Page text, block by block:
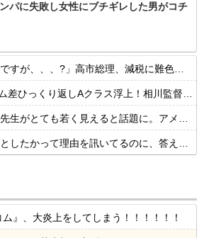
ンパに失敗し女性にブチギレした男がコチ
市総理、減税に難色を示し続ける玉木代表らを「煽りまくるwwwww」
くり返しAクラス浮上！相川監督、笑みがこぼれる
ても若く見えると話題に。アメリカ人から『日本人...
由を訊いてるのに、答えずただ謝るだけの奴って何なんや？
』、大炎上をしてしまう！！！！！！